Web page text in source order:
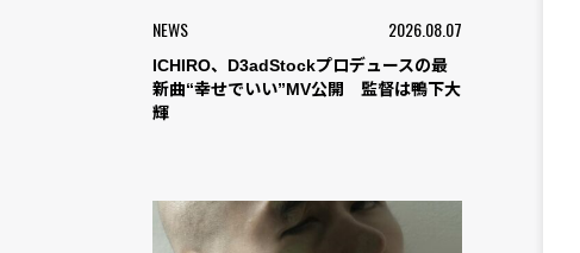
NEWS 2026.08.07
ICHIRO、D3adStockプロデュースの最
新曲“幸せでいい”MV公開 監督は鴨下大
輝